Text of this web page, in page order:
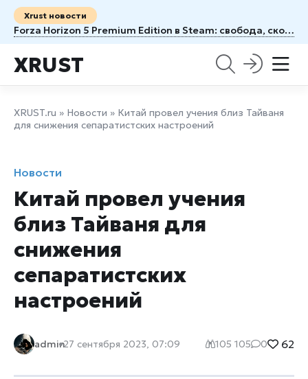
Xrust новости
Forza Horizon 5 Premium Edition в Steam: свобода, скорость и целая Мексика под колесами
XRUST
XRUST.ru » Новости » Китай провел учения близ Тайваня
для снижения сепаратистских настроений
Новости
Китай провел учения
близ Тайваня для
снижения
сепаратистских
настроений
admin27 сентября 2023, 07:09 105 105 0 62